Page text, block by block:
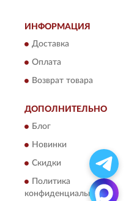
ИНФОРМАЦИЯ
Доставка
Оплата
Возврат товара
ДОПОЛНИТЕЛЬНО
Блог
Новинки
Скидки
Политика
конфиденциальности